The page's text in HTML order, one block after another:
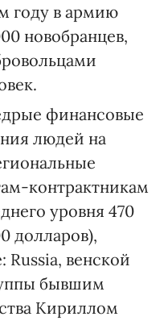
году в армию
новобранцев,
финансовые
людей на
контрактникам
уровня 470
долларов),
Russia, венской
бывшим
Кириллом